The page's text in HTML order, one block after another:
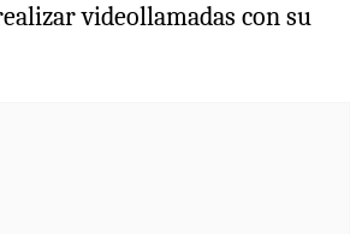
videollamadas con su